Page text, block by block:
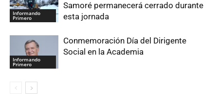
Informando
Primero
Samoré permanecerá cerrado durante
esta jornada
Informando
Primero
Conmemoración Día del Dirigente
Social en la Academia